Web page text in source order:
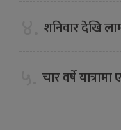
शनिवार देखि
चार वर्षे